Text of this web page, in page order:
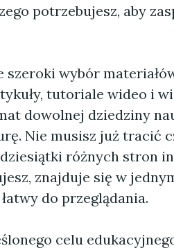
potrzebujesz, aby
wybór
tutoriale wideo i
dowolnej dziedziny
Nie musisz już tracić
różnych stron
znajduje się w
do przeglądania.
celu